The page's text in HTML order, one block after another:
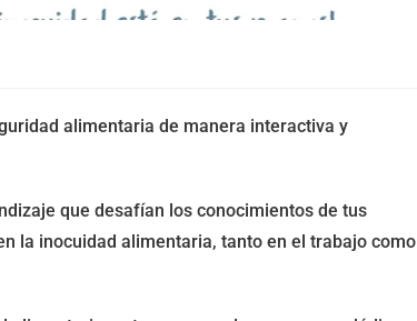
alimentaria de manera interactiva y
que desafían los conocimientos de tus
la inocuidad alimentaria, tanto en el trabajo como